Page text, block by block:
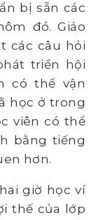
bị sẵn các
đó. Giáo
các câu hỏi
triển hội
có thể vận
học ở trong
viên có thể
bằng tiếng
hơn.
giờ học ví
thế của lớp